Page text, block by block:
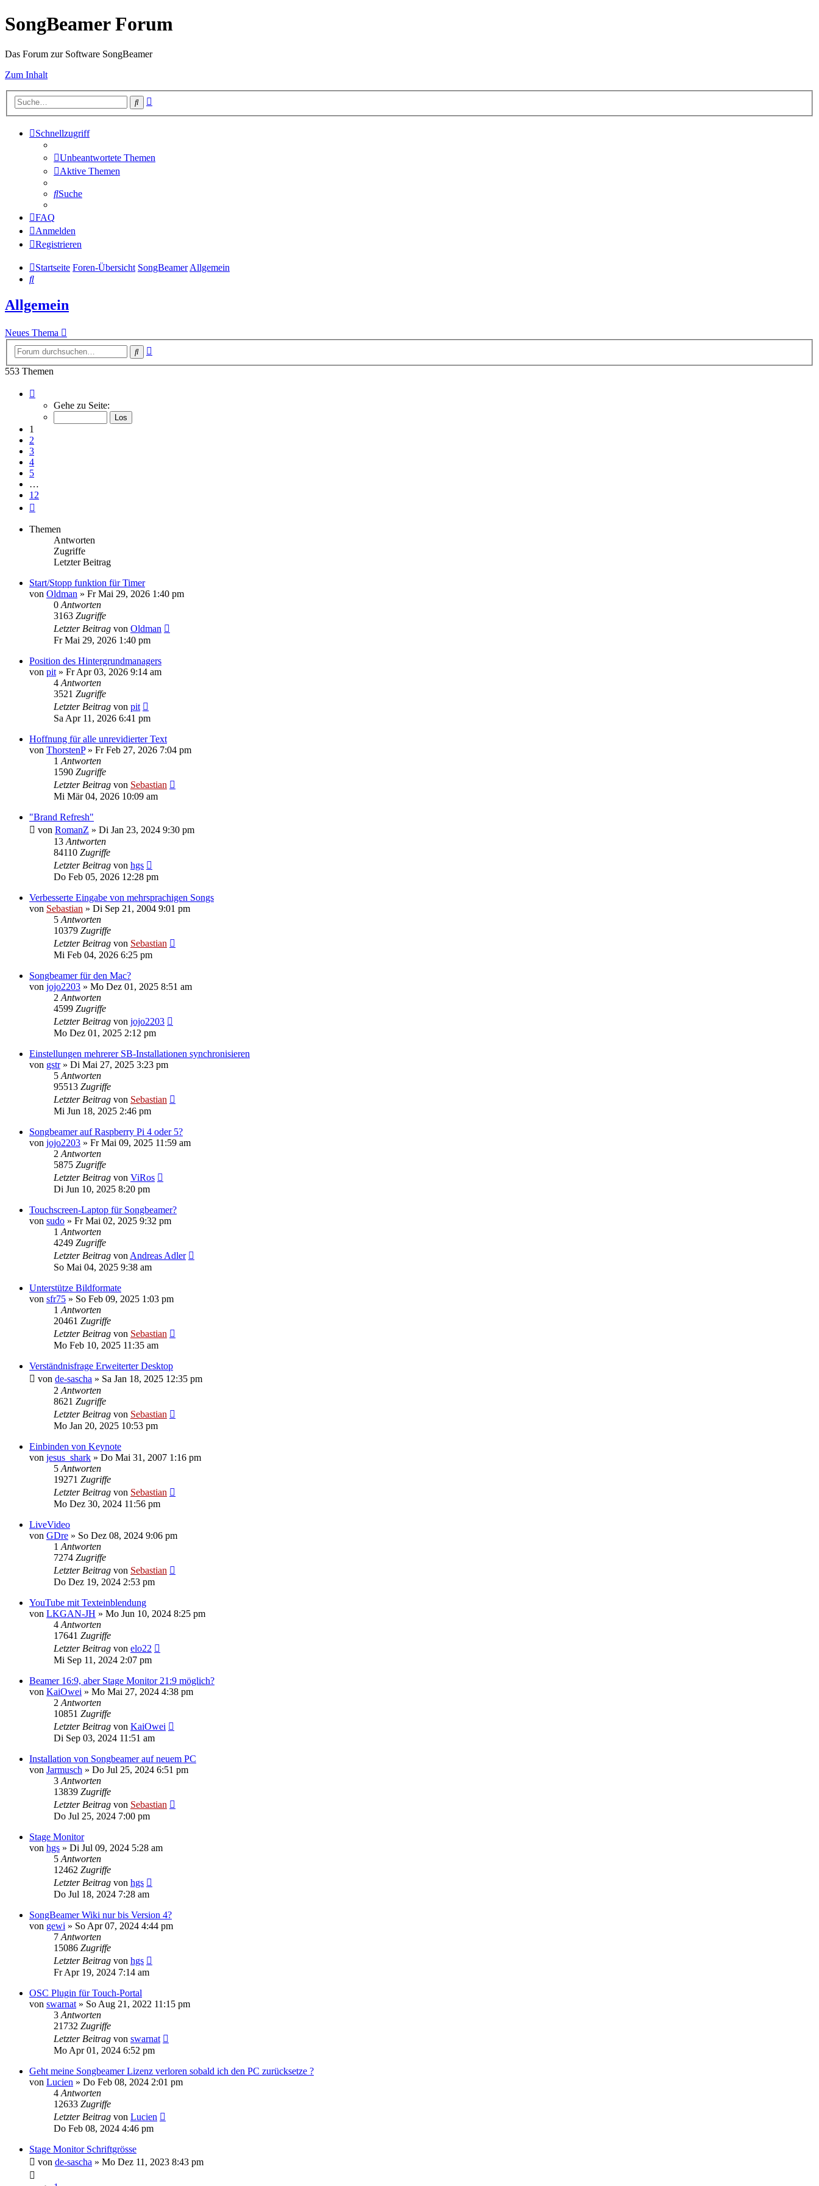
SongBeamer Forum
Das Forum zur Software SongBeamer
Zum Inhalt
Suche
Schnellzugriff
Unbeantwortete Themen
Aktive Themen
Suche
FAQ
Anmelden
Registrieren
Startseite Foren-Übersicht SongBeamerAllgemein
Suche
Allgemein
Neues Thema
Suche
553 Themen
von
Gehe zu Seite:
1
2
3
4
5
…
12
Themen
Antworten
Zugriffe
Letzter Beitrag
Start/Stopp funktion für Timer
von Oldman » Fr Mai 29, 2026 1:40 pm
0 Antworten
3163 Zugriffe
Letzter Beitrag von Oldman
Fr Mai 29, 2026 1:40 pm
Position des Hintergrundmanagers
von pit » Fr Apr 03, 2026 9:14 am
4 Antworten
3521 Zugriffe
Letzter Beitrag von pit
Sa Apr 11, 2026 6:41 pm
Hoffnung für alle unrevidierter Text
von ThorstenP» Fr Feb 27, 2026 7:04 pm
1 Antworten
1590 Zugriffe
Letzter Beitrag von Sebastian
Mi Mär 04, 2026 10:09 am
"Brand Refresh"
von RomanZ » Di Jan 23, 2024 9:30 pm
13 Antworten
84110 Zugriffe
Letzter Beitrag von hgs
Do Feb 05, 2026 12:28 pm
Verbesserte Eingabe von mehrsprachigen Songs
von Sebastian » Di Sep 21, 2004 9:01 pm
5 Antworten
10379 Zugriffe
Letzter Beitrag von Sebastian
Mi Feb 04, 2026 6:25 pm
Songbeamer für den Mac?
von jojo2203 » Mo Dez 01, 2025 8:51 am
2 Antworten
4599 Zugriffe
Letzter Beitrag von jojo2203
Mo Dez 01, 2025 2:12 pm
Einstellungen mehrerer SB-Installationen synchronisieren
von gstr» Di Mai 27, 2025 3:23 pm
5 Antworten
95513 Zugriffe
Letzter Beitrag von Sebastian
Mi Jun 18, 2025 2:46 pm
Songbeamer auf Raspberry Pi 4 oder 5?
von jojo2203 » Fr Mai 09, 2025 11:59 am
2 Antworten
5875 Zugriffe
Letzter Beitrag von ViRos
Di Jun 10, 2025 8:20 pm
Touchscreen-Laptop für Songbeamer?
von sudo » Fr Mai 02, 2025 9:32 pm
1 Antworten
4249 Zugriffe
Letzter Beitrag von Andreas Adler
So Mai 04, 2025 9:38 am
Unterstütze Bildformate
von sfr75 » So Feb 09, 2025 1:03 pm
1 Antworten
20461 Zugriffe
Letzter Beitrag von Sebastian
Mo Feb 10, 2025 11:35 am
Verständnisfrage Erweiterter Desktop
von de-sascha » Sa Jan 18, 2025 12:35 pm
2 Antworten
8621 Zugriffe
Letzter Beitrag von Sebastian
Mo Jan 20, 2025 10:53 pm
Einbinden von Keynote
von jesus_shark » Do Mai 31, 2007 1:16 pm
5 Antworten
19271 Zugriffe
Letzter Beitrag von Sebastian
Mo Dez 30, 2024 11:56 pm
LiveVideo
von GDre » So Dez 08, 2024 9:06 pm
1 Antworten
7274 Zugriffe
Letzter Beitrag von Sebastian
Do Dez 19, 2024 2:53 pm
YouTube mit Texteinblendung
von LKGAN-JH » Mo Jun 10, 2024 8:25 pm
4 Antworten
17641 Zugriffe
Letzter Beitrag von elo22
Mi Sep 11, 2024 2:07 pm
Beamer 16:9, aber Stage Monitor 21:9 möglich?
von KaiOwei » Mo Mai 27, 2024 4:38 pm
2 Antworten
10851 Zugriffe
Letzter Beitrag von KaiOwei
Di Sep 03, 2024 11:51 am
Installation von Songbeamer auf neuem PC
von Jarmusch » Do Jul 25, 2024 6:51 pm
3 Antworten
13839 Zugriffe
Letzter Beitrag von Sebastian
Do Jul 25, 2024 7:00 pm
Stage Monitor
von hgs » Di Jul 09, 2024 5:28 am
5 Antworten
12462 Zugriffe
Letzter Beitrag von hgs
Do Jul 18, 2024 7:28 am
SongBeamer Wiki nur bis Version 4?
von gewi » So Apr 07, 2024 4:44 pm
7 Antworten
15086 Zugriffe
Letzter Beitrag von hgs
Fr Apr 19, 2024 7:14 am
OSC Plugin für Touch-Portal
von swarnat » So Aug 21, 2022 11:15 pm
3 Antworten
21732 Zugriffe
Letzter Beitrag von swarnat
Mo Apr 01, 2024 6:52 pm
Geht meine Songbeamer Lizenz verloren sobald ich den PC zurücksetze ?
von Lucien » Do Feb 08, 2024 2:01 pm
4 Antworten
12633 Zugriffe
Letzter Beitrag von Lucien
Do Feb 08, 2024 4:46 pm
Stage Monitor Schriftgrösse
von de-sascha » Mo Dez 11, 2023 8:43 pm